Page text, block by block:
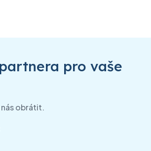
pro vaše
nás obrátit.